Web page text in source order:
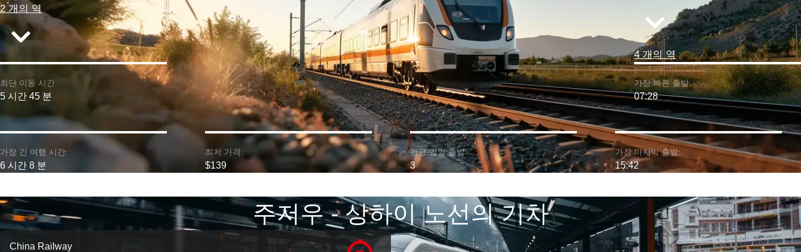
2 개의 역
4 개의 역
최단 이동 시간:
5 시간 45 분
가장 빠른 출발:
07:28
가장 긴 여행 시간:
6 시간 8 분
최저 가격:
$139
평균 일일 출발:
3
가장 마지막 출발:
15:42
주저우 - 상하이 노선의 기차
China Railway